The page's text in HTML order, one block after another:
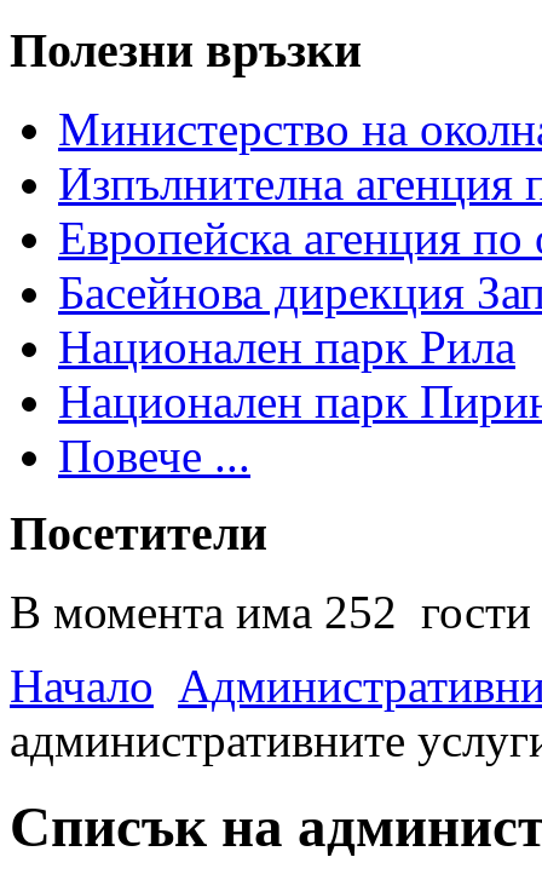
Полезни връзки
Министерство на
Изпълнителна агенция
Европейска агенция по
Басейнова дирекция
Национален парк Рила
Национален парк
Повече ...
Посетители
В момента има 252 гости
Начало
административните
Списък на